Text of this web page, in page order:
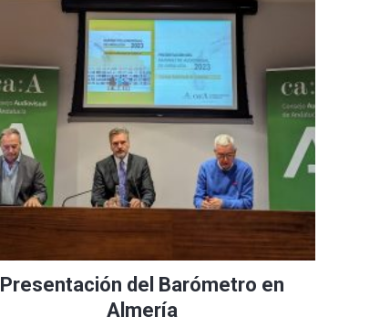
Presentación del Barómetro en
Almería